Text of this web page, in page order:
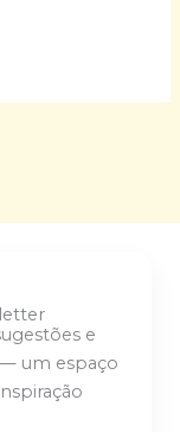
e
um espaço